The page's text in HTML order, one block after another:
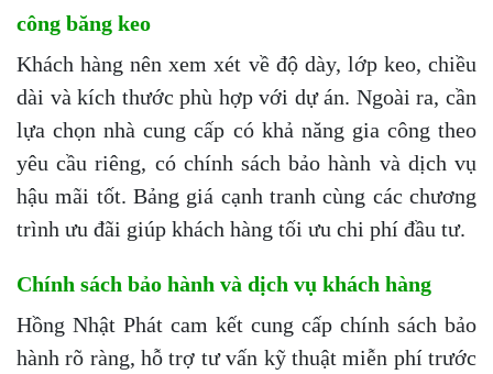
công băng keo
Khách hàng nên xem xét về độ dày, lớp keo, chiều
dài và kích thước phù hợp với dự án. Ngoài ra, cần
lựa chọn nhà cung cấp có khả năng gia công theo
yêu cầu riêng, có chính sách bảo hành và dịch vụ
hậu mãi tốt. Bảng giá cạnh tranh cùng các chương
trình ưu đãi giúp khách hàng tối ưu chi phí đầu tư.
Chính sách bảo hành và dịch vụ khách hàng
Hồng Nhật Phát cam kết cung cấp chính sách bảo
hành rõ ràng, hỗ trợ tư vấn kỹ thuật miễn phí trước